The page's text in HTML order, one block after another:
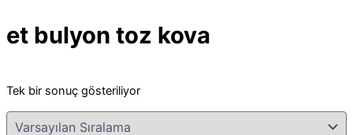
et bulyon toz kova
Tek bir sonuç gösteriliyor